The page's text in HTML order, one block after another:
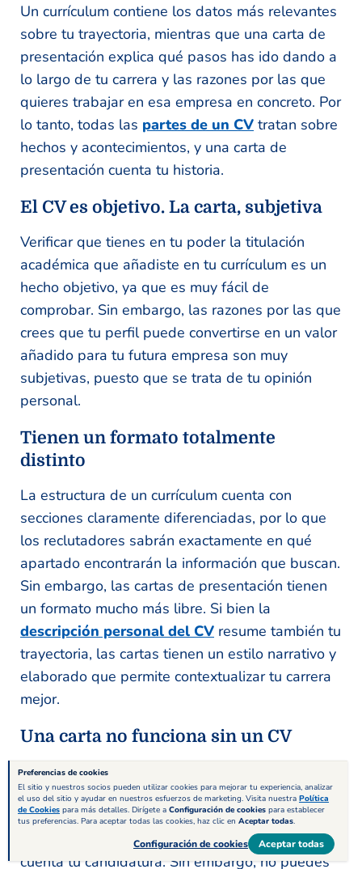
Un currículum contiene los datos más relevantes
sobre tu trayectoria, mientras que una carta de
presentación explica qué pasos has ido dando a
lo largo de tu carrera y las razones por las que
quieres trabajar en esa empresa en concreto. Por
lo tanto, todas las partes de un CV tratan sobre
hechos y acontecimientos, y una carta de
presentación cuenta tu historia.
El CV es objetivo. La carta, subjetiva
Verificar que tienes en tu poder la titulación
académica que añadiste en tu currículum es un
hecho objetivo, ya que es muy fácil de
comprobar. Sin embargo, las razones por las que
crees que tu perfil puede convertirse en un valor
añadido para tu futura empresa son muy
subjetivas, puesto que se trata de tu opinión
personal.
Tienen un formato totalmente
distinto
La estructura de un currículum cuenta con
secciones claramente diferenciadas, por lo que
los reclutadores sabrán exactamente en qué
apartado encontrarán la información que buscan.
Sin embargo, las cartas de presentación tienen
un formato mucho más libre. Si bien la
descripción personal del CV resume también tu
trayectoria, las cartas tienen un estilo narrativo y
elaborado que permite contextualizar tu carrera
mejor.
Una carta no funciona sin un CV
Siempre y cuando no se exija enviar una carta de
presentación de manera obligatoria, cuando
solicites una oferta de empleo puedes enviar
simplemente tu currículum para que tengan en
cuenta tu candidatura. Sin embargo, no puedes
Preferencias de cookies
El sitio y nuestros socios pueden utilizar cookies para mejorar tu experiencia, analizar
el uso del sitio y ayudar en nuestros esfuerzos de marketing. Visita nuestra Política
de Cookies para más detalles. Dirígete a Configuración de cookies para establecer
tus preferencias. Para aceptar todas las cookies, haz clic en Aceptar todas.
Configuración de cookies Aceptar todas